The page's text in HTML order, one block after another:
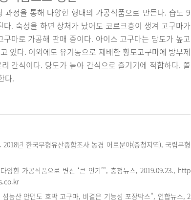
과정을 통해 다양한 형태의 가공식품으로 만든다. 습도 9
. 숙성을 하면 상처가 났어도 코르크층이 생겨 고구마가
마로 가공해 판매 중이다. 아이스 고구마는 당도가 높고
있다. 이외에도 유기농으로 재배한 황토고구마에 방부제
간식이다. 당도가 높아 간식으로 즐기기에 적합하다. 쫄
다.
2018년 한국무형유산종합조사 농경 어로분야(충청지역), 국립무형
양한 가공식품으로 변신 ‘큰 인기’", 충청뉴스, 2019.09.23., http
농산 안면도 호박 고구마, 비결은 기능성 포장박스", 연합뉴스, 2